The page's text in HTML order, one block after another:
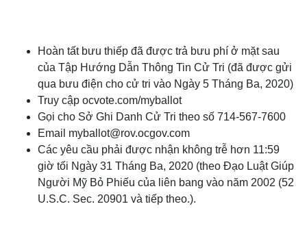
Hoàn tất bưu thiếp đã được trả bưu phí ở mặt sau
của Tập Hướng Dẫn Thông Tin Cử Tri (đã được gửi
qua bưu điện cho cử tri vào Ngày 5 Tháng Ba, 2020)
Truy cập ocvote.com/myballot
Gọi cho Sở Ghi Danh Cử Tri theo số 714-567-7600
Email myballot@rov.ocgov.com
Các yêu cầu phải được nhận không trễ hơn 11:59
giờ tối Ngày 31 Tháng Ba, 2020 (theo Đạo Luật Giúp
Người Mỹ Bỏ Phiếu của liên bang vào năm 2002 (52
U.S.C. Sec. 20901 và tiếp theo.).